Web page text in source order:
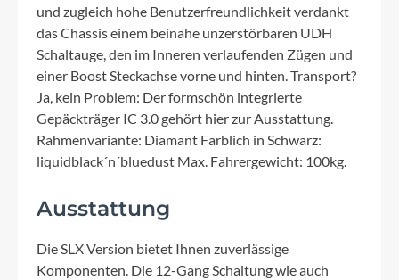
und zugleich hohe Benutzerfreundlichkeit verdankt
das Chassis einem beinahe unzerstörbaren UDH
Schaltauge, den im Inneren verlaufenden Zügen und
einer Boost Steckachse vorne und hinten. Transport?
Ja, kein Problem: Der formschön integrierte
Gepäckträger IC 3.0 gehört hier zur Ausstattung.
Rahmenvariante: Diamant Farblich in Schwarz:
liquidblack´n´bluedust Max. Fahrergewicht: 100kg.
Ausstattung
Die SLX Version bietet Ihnen zuverlässige
Komponenten. Die 12-Gang Schaltung wie auch